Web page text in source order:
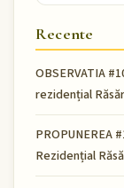
Recente
OBSERVATIA
rezidențial
PROPUNEREA
Rezidențial